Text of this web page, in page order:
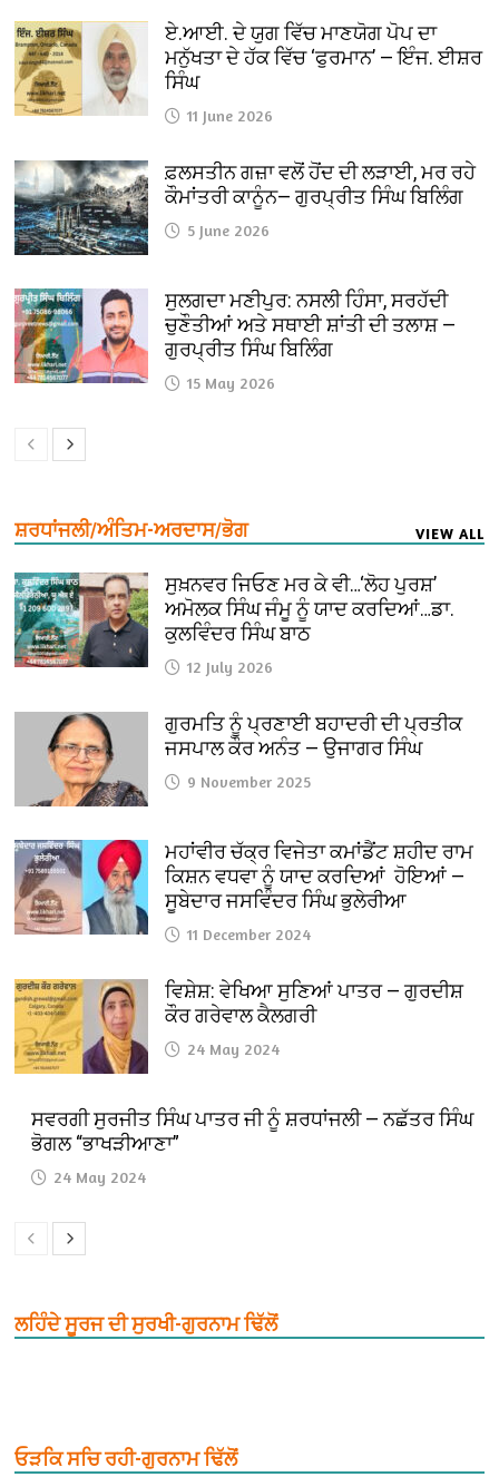
ਏ.ਆਈ. ਦੇ ਯੁਗ ਵਿੱਚ ਮਾਣਯੋਗ ਪੋਪ ਦਾ
ਮਨੁੱਖਤਾ ਦੇ ਹੱਕ ਵਿੱਚ ‘ਫੁਰਮਾਨ’ — ਇੰਜ. ਈਸ਼ਰ
ਸਿੰਘ
11 June 2026
ਫ਼ਲਸਤੀਨ ਗਜ਼ਾ ਵਲੋਂ ਹੋਂਦ ਦੀ ਲੜਾਈ, ਮਰ ਰਹੇ
ਕੌਮਾਂਤਰੀ ਕਾਨੂੰਨ— ਗੁਰਪ੍ਰੀਤ ਸਿੰਘ ਬਿਲਿੰਗ
5 June 2026
ਸੁਲਗਦਾ ਮਣੀਪੁਰ: ਨਸਲੀ ਹਿੰਸਾ, ਸਰਹੱਦੀ
ਚੁਣੌਤੀਆਂ ਅਤੇ ਸਥਾਈ ਸ਼ਾਂਤੀ ਦੀ ਤਲਾਸ਼ —
ਗੁਰਪ੍ਰੀਤ ਸਿੰਘ ਬਿਲਿੰਗ
15 May 2026
ਸ਼ਰਧਾਂਜਲੀ/ਅੰਤਿਮ-ਅਰਦਾਸ/ਭੋਗ VIEW ALL
ਸੁਖ਼ਨਵਰ ਜਿਓਣ ਮਰ ਕੇ ਵੀ…‘ਲੋਹ ਪੁਰਸ਼’
ਅਮੋਲਕ ਸਿੰਘ ਜੰਮੂ ਨੂੰ ਯਾਦ ਕਰਦਿਆਂ…ਡਾ.
ਕੁਲਵਿੰਦਰ ਸਿੰਘ ਬਾਠ
12 July 2026
ਗੁਰਮਤਿ ਨੂੰ ਪ੍ਰਣਾਈ ਬਹਾਦਰੀ ਦੀ ਪ੍ਰਤੀਕ
ਜਸਪਾਲ ਕੌਰ ਅਨੰਤ — ਉਜਾਗਰ ਸਿੰਘ
9 November 2025
ਮਹਾਂਵੀਰ ਚੱਕ੍ਰ ਵਿਜੇਤਾ ਕਮਾਂਡੈਂਟ ਸ਼ਹੀਦ ਰਾਮ
ਕਿਸ਼ਨ ਵਧਵਾ ਨੂੰ ਯਾਦ ਕਰਦਿਆਂ ਹੋਇਆਂ —
ਸੂਬੇਦਾਰ ਜਸਵਿੰਦਰ ਸਿੰਘ ਭੁਲੇਰੀਆ
11 December 2024
ਵਿਸ਼ੇਸ਼: ਵੇਖਿਆ ਸੁਣਿਆਂ ਪਾਤਰ — ਗੁਰਦੀਸ਼
ਕੌਰ ਗਰੇਵਾਲ ਕੈਲਗਰੀ
24 May 2024
ਸਵਰਗੀ ਸੁਰਜੀਤ ਸਿੰਘ ਪਾਤਰ ਜੀ ਨੂੰ ਸ਼ਰਧਾਂਜਲੀ — ਨਛੱਤਰ ਸਿੰਘ
ਭੋਗਲ “ਭਾਖੜੀਆਣਾ”
24 May 2024
ਲਹਿੰਦੇ ਸੂਰਜ ਦੀ ਸੁਰਖੀ-ਗੁਰਨਾਮ ਢਿੱਲੋਂ
ਓੜਕਿ ਸਚਿ ਰਹੀ-ਗੁਰਨਾਮ ਢਿੱਲੋਂ